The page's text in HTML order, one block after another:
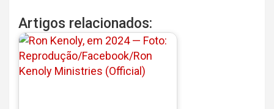
Artigos relacionados: